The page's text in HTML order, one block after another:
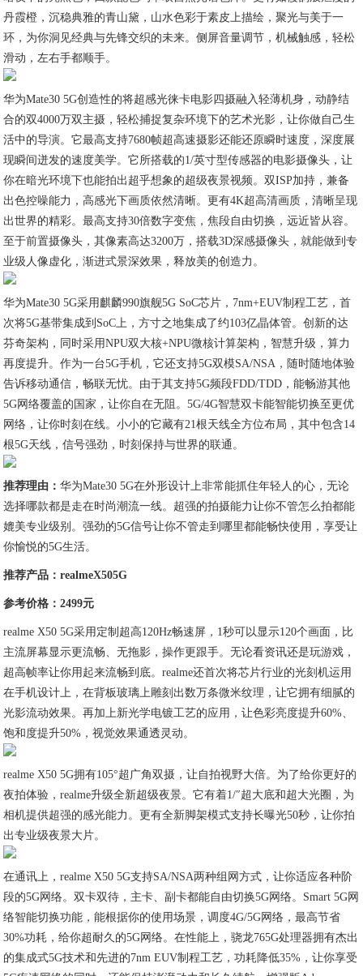
丹霞橙，沉稳典雅的青山黛，山水色彩于素皮上描绘，聚光与美于一
环，为你洞见经典与先锋交织的未来。侧屏音量调节，机械触感，轻松
滑动，左右手都顺手。
华为Mate30 5G创造性的将超感光徕卡电影四摄融入轻薄机身，动静结
合的双4000万双主摄，轻松捕捉复杂环境下的艺术光影，让你做自己生
活中的导演。它最高支持7680帧超高速摄影还能还原瞬时速度，深度展
现瞬间迸发的速度美学。它所搭载的1/英寸型传感器的电影摄像头，让
你在暗光环境下也能拍出超乎想象的超级夜景视频。双ISP加持，兼备
出色控噪能力，高感光下画质依然清晰。更有4K超高清画质，清晰呈现
出世界的精彩。最高支持30倍数字变焦，焦段自由切换，远近皆从容。
至于前置摄像头，其像素高达3200万，搭载3D深感摄像头，就能做到专
业级人像虚化，渐进式景深效果，释放美的创造力。
华为Mate30 5G采用麒麟990旗舰5G SoC芯片，7nm+EUV制程工艺，首
次将5G基带集成到SoC上，方寸之地集成了约103亿晶体管。创新的达
芬奇架构，同时采用NPU双大核+NPU微核计算架构，智慧升级，算力
再度提升。作为一台5G手机，它还支持5G双模SA/NSA，随时随地体验
告诉移动通信，畅联无忧。由于其支持5G频段FDD/TDD，能畅游其他
5G网络覆盖的国家，让你自在无阻。5G/4G智慧双卡能智能切换至更优
网络，让你时刻在线。小小的它藏有21根天线全方位布局，其中包含14
根5G天线，信号强劲，时刻保持与世界的联通。
推荐理由：华为Mate30 5G在外形设计上非常能抓住年轻人的心，无论
选择哪款都是走在时尚潮流一线。超强的拍摄能力让你不管怎么拍都能
媲美专业级别。强劲的5G信号让你不管走到哪里都能畅快使用，享受让
你愉悦的5G生活。
推荐产品：realmeX505G
参考价格：2499元
realme X50 5G采用定制超高120Hz畅速屏，1秒可以显示120个画面，比
主流屏幕显示更流畅、无拖影，操作更跟手。无论看资讯还是玩游戏，
超高帧率让你用起来流畅到底。realme还首次将芯片行业的光刻机运用
在手机设计上，在背板玻璃上雕刻出数万条微米纹理，让它拥有细腻的
光影流动效果。再加上新光学电镀工艺的应用，让色彩亮度提升60%、
饱和度提升50%，视觉效果通透灵动。
realme X50 5G拥有105°超广角双摄，让自拍视野大倍。为了给你更好的
夜拍体验，realme升级全新超级夜景。它有着1/″超大底和超大光圈，为
相机提供超强的感光能力。更有全新脚架模式支持长曝光50秒，让你拍
出专业级夜景大片。
在通讯上，realme X50 5G支持SA/NSA两种组网方式，让你适应各种阶
段的5G网络。双卡双待，主卡、副卡都能自由切换5G网络。Smart 5G网
络智能切换功能，能根据你的使用场景，调度4G/5G网络，最高节省
30%功耗，给你超耐久的5G网络。在性能上，骁龙765G处理器拥有杰出
的集成式5G技术和先进的7nm EUV制程工艺，功耗降低35%，让你享受